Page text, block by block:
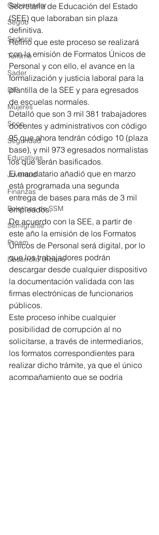
Gobernador
Segob
Sedeco
Turismo
Sader
DIF
Mujeres
Scop
Seguridad
Educativas
Juventud
Finanzas
Boletines de SSM
Semigrante
Proam
Desarrollo Urbano
Secretaría de Educación del Estado
(SEE) que laboraban sin plaza
definitiva.
Refirió que este proceso se realizará
con la emisión de Formatos Únicos de
Personal y con ello, el avance en la
formalización y justicia laboral para la
plantilla de la SEE y para egresados
de escuelas normales.
Detalló que son 3 mil 381 trabajadores
docentes y administrativos con código
95 que ahora tendrán código 10 (plaza
base), y mil 973 egresados normalistas
los que serán basificados.
El mandatario añadió que en marzo
está programada una segunda
entrega de bases para más de 3 mil
empleados.
De acuerdo con la SEE, a partir de
este año la emisión de los Formatos
Únicos de Personal será digital, por lo
que los trabajadores podrán
descargar desde cualquier dispositivo
la documentación validada con las
firmas electrónicas de funcionarios
públicos.
Este proceso inhibe cualquier
posibilidad de corrupción al no
solicitarse, a través de intermediarios,
los formatos correspondientes para
realizar dicho trámite, ya que el único
acompañamiento que se podría